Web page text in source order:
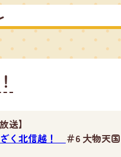
送】
く北信越！ ＃6 大物天